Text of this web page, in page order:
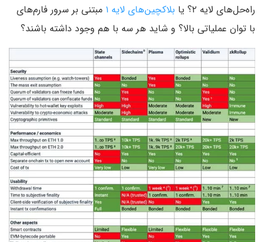
راه‌حل‌های لایه ۲؟ یا
بلاکچین‌های لایه ۱
مبتنی بر سرور فارم‌های
با توان عملیاتی بالا؟ و شاید هر سه با هم وجود داشته باشند؟